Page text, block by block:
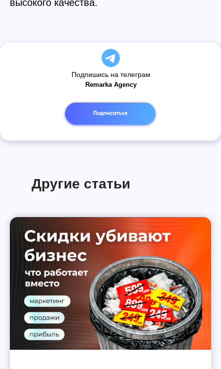
высокого качества.
Подпишись на телеграм
Remarka Agency
Другие статьи